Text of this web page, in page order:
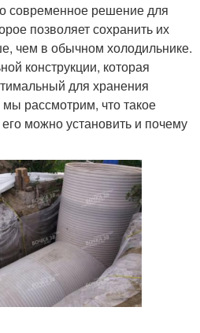
современное решение для
позволяет сохранить их
чем в обычном холодильнике.
конструкции, которая
для хранения
мы рассмотрим, что такое
можно установить и почему